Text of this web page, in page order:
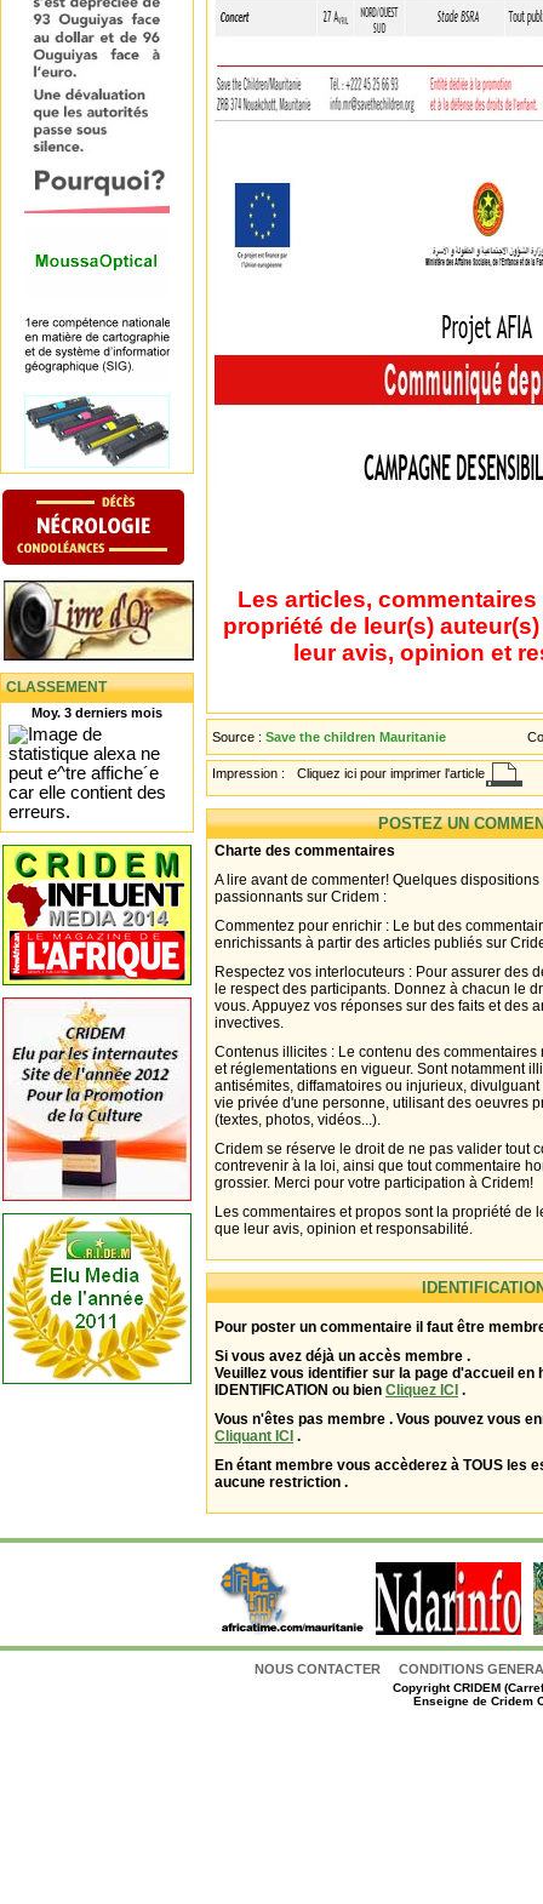
CLASSEMENT
Moy. 3 derniers mois
Les articles,
propriété de leur(s)
leur avis, opinion et
Source : Save the children Mauritanie
Impression : Cliquez ici pour imprimer l'article
POSTEZ UN
Charte des commentaires
A lire avant de commenter! Quelques
passionnants sur Cridem :
Commentez pour enrichir : Le but des
enrichissants à partir des articles publiés sur
Respectez vos interlocuteurs : Pour assurer des
le respect des participants. Donnez à chacun le
vous. Appuyez vos réponses sur des faits et des
invectives.
Contenus illicites : Le contenu des
et réglementations en vigueur. Sont notamment
antisémites, diffamatoires ou injurieux,
vie privée d'une personne, utilisant des oeuvres
(textes, photos, vidéos...).
Cridem se réserve le droit de ne pas valider tout
contrevenir à la loi, ainsi que tout commentaire
grossier. Merci pour votre participation à Cridem!
Les commentaires et propos sont la propriété de
que leur avis, opinion et responsabilité.
Pour poster un commentaire il faut être
Si vous avez déjà un accès membre .
Veuillez vous identifier sur la page d'accueil en
IDENTIFICATION ou bien Cliquez ICI .
Vous n'êtes pas membre . Vous pouvez vous
Cliquant ICI .
En étant membre vous accèderez à TOUS les
aucune restriction .
NOUS CONTACTER CONDITIONS
CopyrightCRIDEM
Enseigne de Cridem